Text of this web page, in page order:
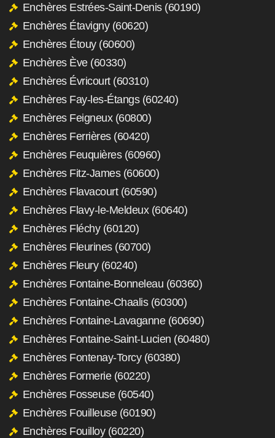
Enchères Estrées-Saint-Denis (60190)
Enchères Étavigny (60620)
Enchères Étouy (60600)
Enchères Ève (60330)
Enchères Évricourt (60310)
Enchères Fay-les-Étangs (60240)
Enchères Feigneux (60800)
Enchères Ferrières (60420)
Enchères Feuquières (60960)
Enchères Fitz-James (60600)
Enchères Flavacourt (60590)
Enchères Flavy-le-Meldeux (60640)
Enchères Fléchy (60120)
Enchères Fleurines (60700)
Enchères Fleury (60240)
Enchères Fontaine-Bonneleau (60360)
Enchères Fontaine-Chaalis (60300)
Enchères Fontaine-Lavaganne (60690)
Enchères Fontaine-Saint-Lucien (60480)
Enchères Fontenay-Torcy (60380)
Enchères Formerie (60220)
Enchères Fosseuse (60540)
Enchères Fouilleuse (60190)
Enchères Fouilloy (60220)